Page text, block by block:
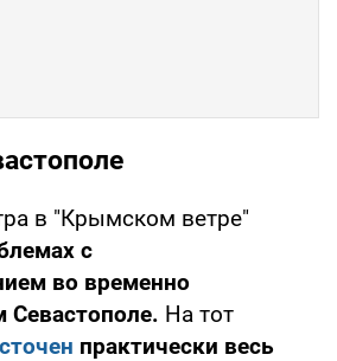
в "Крымском ветре"
с
во временно
Севастополе. На тот
практически весь